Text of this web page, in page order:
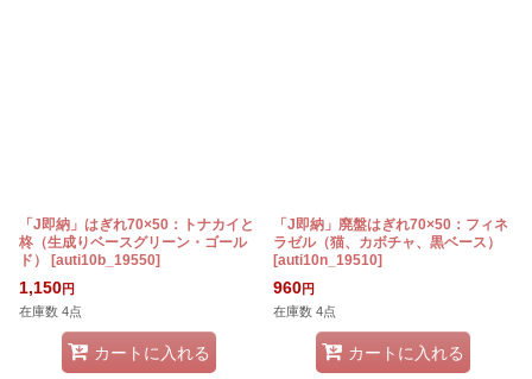
「J即納」はぎれ70×50：トナカイと
柊（生成りベースグリーン・ゴール
ド）
[auti10b_19550]
1,150円
在庫数 4点
カートに入れる
「J即納」廃盤はぎれ70×50：フィネ
ラゼル（猫、カボチャ、黒ベース）
[auti10n_19510]
960円
在庫数 4点
カートに入れる